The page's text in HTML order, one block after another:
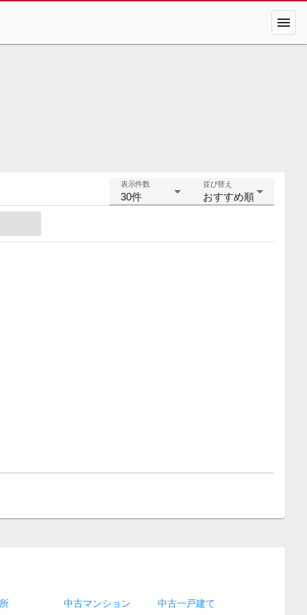
menu
表示件数
30件
並び替え
おすすめ順
中古マンション 中古一戸建て